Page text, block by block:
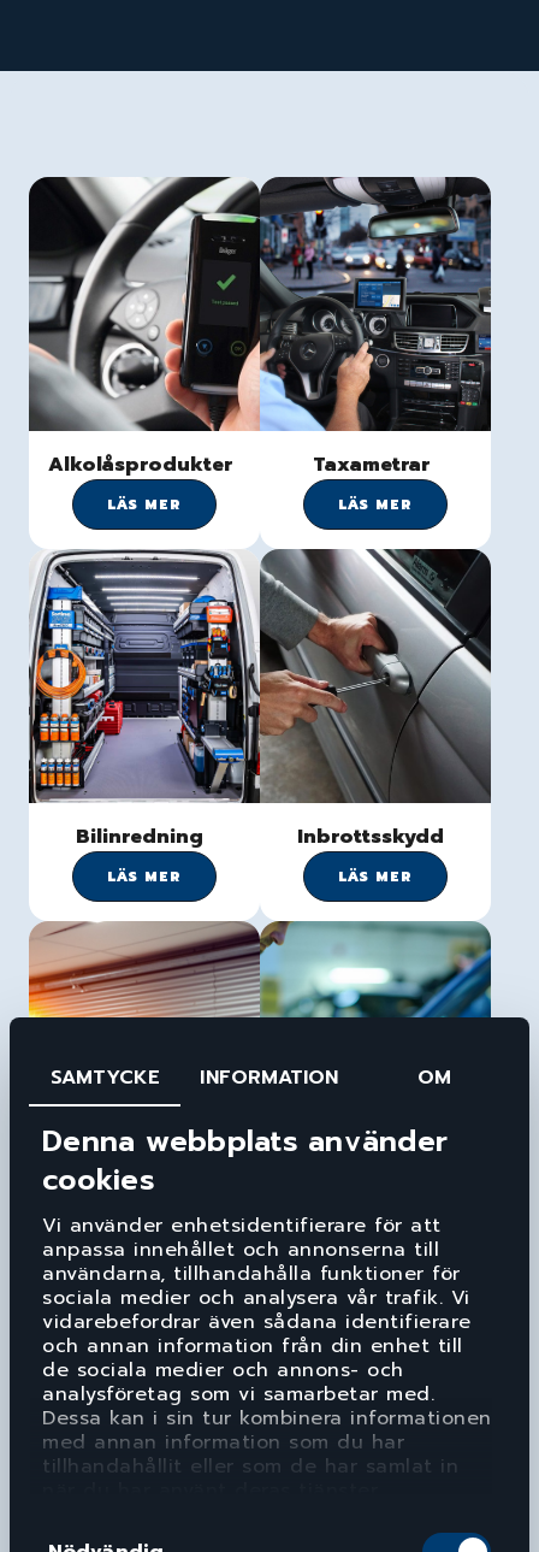
SAMTYCKE INFORMATION OM
Denna webbplats använder
cookies
Vi använder enhetsidentifierare för att
anpassa innehållet och annonserna till
användarna, tillhandahålla funktioner för
sociala medier och analysera vår trafik. Vi
vidarebefordrar även sådana identifierare
och annan information från din enhet till
de sociala medier och annons- och
analysföretag som vi samarbetar med.
Dessa kan i sin tur kombinera informationen
med annan information som du har
tillhandahållit eller som de har samlat in
Alkolåsprodukter
LÄS MER
Taxametrar
LÄS MER
Bilinredning
LÄS MER
Inbrottsskydd
LÄS MER
LÄS MER LÄS MER